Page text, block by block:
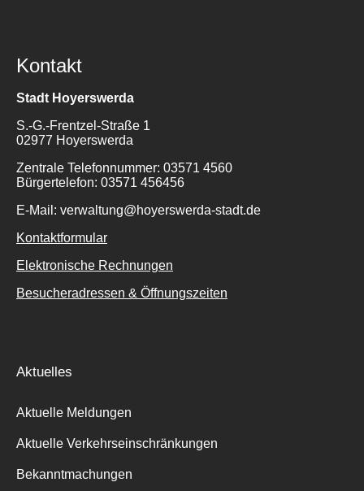
Kontakt
Stadt Hoyerswerda
S.-G.-Frentzel-Straße 1
02977 Hoyerswerda
Zentrale Telefonnummer: 03571 4560
Bürgertelefon: 03571 456456
E-Mail: verwaltung@hoyerswerda-stadt.de
Kontaktformular
Elektronische Rechnungen
Besucheradressen & Öffnungszeiten
Aktuelles
Aktuelle Meldungen
Aktuelle Verkehrseinschränkungen
Bekanntmachungen